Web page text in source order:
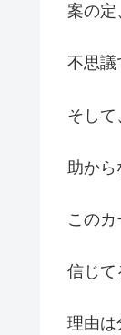
案の定
不思議
そして
助か
この
信じて
理由は